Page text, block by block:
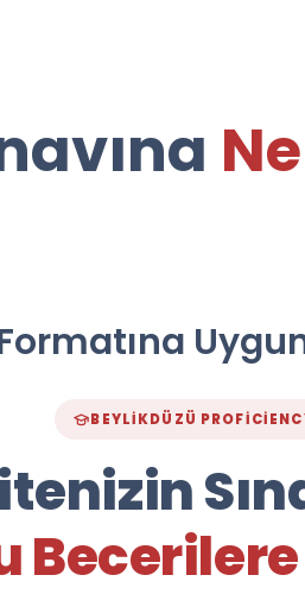
Uygun
BEYLIKDÜZÜ